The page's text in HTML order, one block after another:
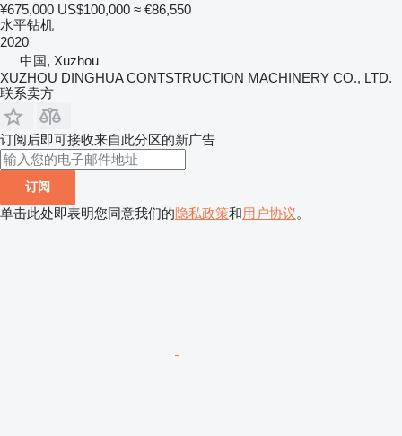
¥675,000 US$100,000 ≈ €86,550
水平钻机
2020
中国, Xuzhou
XUZHOU DINGHUA CONTSTRUCTION MACHINERY CO., LTD.
联系卖方
订阅后即可接收来自此分区的新广告
订阅
单击此处即表明您同意我们的隐私政策和用户协议。